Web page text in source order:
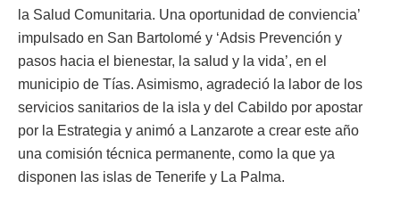
la Salud Comunitaria. Una oportunidad de conviencia’
impulsado en San Bartolomé y ‘Adsis Prevención y
pasos hacia el bienestar, la salud y la vida’, en el
municipio de Tías. Asimismo, agradeció la labor de los
servicios sanitarios de la isla y del Cabildo por apostar
por la Estrategia y animó a Lanzarote a crear este año
una comisión técnica permanente, como la que ya
disponen las islas de Tenerife y La Palma.